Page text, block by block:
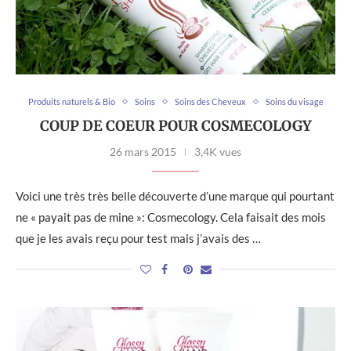
Produits naturels & Bio Soins Soins des Cheveux Soins du visage
COUP DE COEUR POUR COSMECOLOGY
26 mars 2015 3,4K vues
Voici une très très belle découverte d’une marque qui pourtant
ne « payait pas de mine »: Cosmecology. Cela faisait des mois
que je les avais reçu pour test mais j’avais des …